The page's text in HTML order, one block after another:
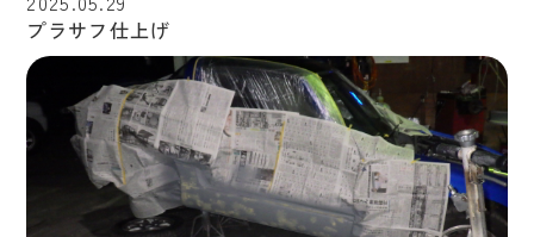
プラサフ仕上げ